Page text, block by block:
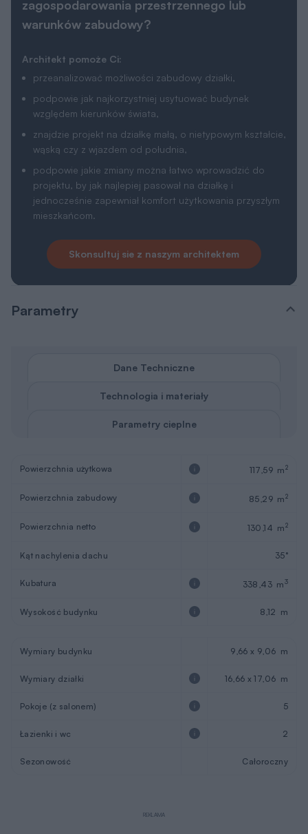
zagospodarowania przestrzennego lub
warunków zabudowy?
Architekt pomoże Ci:
przeanalizować możliwości zabudowy działki,
podpowie jak najkorzystniej usytuować budynek
względem kierunków świata,
znajdzie projekt na działkę małą, o nietypowym kształcie,
wąską czy z wjazdem od południa,
podpowie jakie zmiany można łatwo wprowadzić do
projektu, by jak najlepiej pasował na działkę i
jednocześnie zapewniał komfort użytkowania przyszłym
mieszkańcom.
Skonsultuj sie z naszym architektem
Parametry
Dane Techniczne
Technologia i materiały
Parametry cieplne
Powierzchnia użytkowa 117,59 m2
Powierzchnia zabudowy 85,29 m2
Powierzchnia netto 130,14 m2
Kąt nachylenia dachu 35°
Kubatura 338,43 m3
Wysokość budynku 8,12 m
Wymiary budynku 9,66 x 9,06 m
Wymiary działki 16,66 x 17,06 m
Pokoje (z salonem) 5
Łazienki i wc 2
Sezonowość Całoroczny
REKLAMA